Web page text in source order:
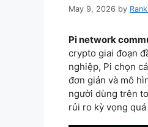
May 9, 2026 by
Pi network
crypto giai đoạn
nghiệp, Pi chọn
đơn giản và mô
người dùng trên
rủi ro kỳ vọng quá